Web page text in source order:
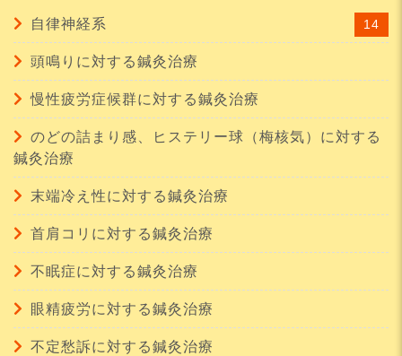
自律神経系 14
頭鳴りに対する鍼灸治療
慢性疲労症候群に対する鍼灸治療
のどの詰まり感、ヒステリー球（梅核気）に対する
鍼灸治療
末端冷え性に対する鍼灸治療
首肩コリに対する鍼灸治療
不眠症に対する鍼灸治療
眼精疲労に対する鍼灸治療
不定愁訴に対する鍼灸治療